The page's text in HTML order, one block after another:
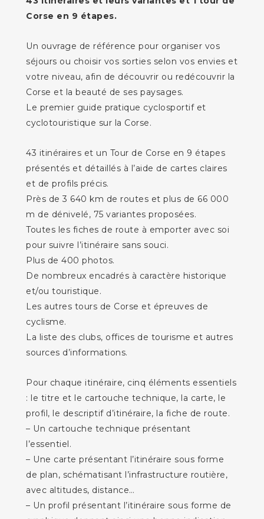
Corse en 9 étapes.
Un ouvrage de référence pour organiser vos
séjours ou choisir vos sorties selon vos envies et
votre niveau, afin de découvrir ou redécouvrir la
Corse et la beauté de ses paysages.
Le premier guide pratique cyclosportif et
cyclotouristique sur la Corse.
43 itinéraires et un Tour de Corse en 9 étapes
présentés et détaillés à l’aide de cartes claires
et de profils précis.
Près de 3 640 km de routes et plus de 66 000
m de dénivelé, 75 variantes proposées.
Toutes les fiches de route à emporter avec soi
pour suivre l’itinéraire sans souci.
Plus de 400 photos.
De nombreux encadrés à caractère historique
et/ou touristique.
Les autres tours de Corse et épreuves de
cyclisme.
La liste des clubs, offices de tourisme et autres
sources d’informations.
Pour chaque itinéraire, cinq éléments essentiels
: le titre et le cartouche technique, la carte, le
profil, le descriptif d’itinéraire, la fiche de route.
– Un cartouche technique présentant
l’essentiel.
– Une carte présentant l’itinéraire sous forme
de plan, schématisant l’infrastructure routière,
avec altitudes, distance…
– Un profil présentant l’itinéraire sous forme de